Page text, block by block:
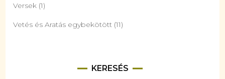
Versek (1)
Vetés és Aratás egybekötött (11)
KERESÉS